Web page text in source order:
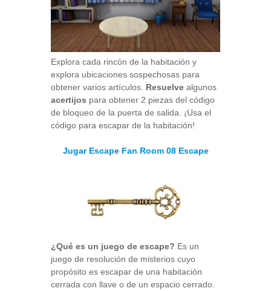
Explora cada rincón de la habitación y
explora ubicaciones sospechosas para
obtener varios artículos. Resuelve algunos
acertijos para obtener 2 piezas del código
de bloqueo de la puerta de salida. ¡Usa el
código para escapar de la habitación!
Jugar Escape Fan Room 08 Escape
¿Qué es un juego de escape? Es un
juego de resolución de misterios cuyo
propósito es escapar de una habitación
cerrada con llave o de un espacio cerrado.